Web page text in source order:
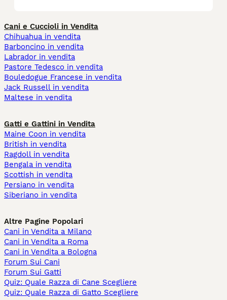
Cani e Cuccioli in Vendita
Chihuahua in vendita
Barboncino in vendita
Labrador in vendita
Pastore Tedesco in vendita
Bouledogue Francese in vendita
Jack Russell in vendita
Maltese in vendita
Gatti e Gattini in Vendita
Maine Coon in vendita
British in vendita
Ragdoll in vendita
Bengala in vendita
Scottish in vendita
Persiano in vendita
Siberiano in vendita
Altre Pagine Popolari
Cani in Vendita a Milano
Cani in Vendita a Roma
Cani in Vendita a Bologna
Forum Sui Cani
Forum Sui Gatti
Quiz: Quale Razza di Cane Scegliere
Quiz: Quale Razza di Gatto Scegliere